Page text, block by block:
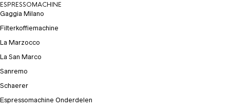
ESPRESSOMACHINE
Gaggia Milano
Filterkoffiemachine
La Marzocco
La San Marco
Sanremo
Schaerer
Espressomachine Onderdelen